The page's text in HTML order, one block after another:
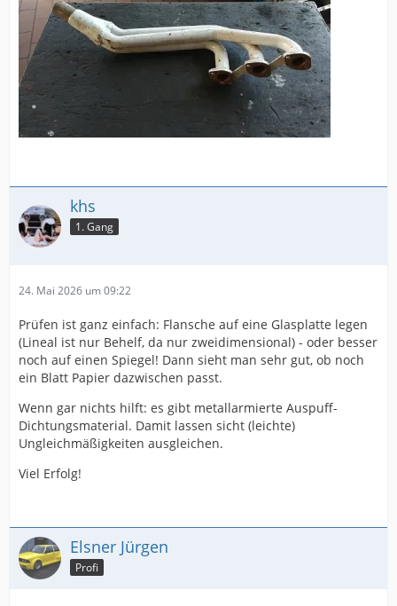
khs
1. Gang
24. Mai 2026 um 09:22
Prüfen ist ganz einfach: Flansche auf eine Glasplatte legen
(Lineal ist nur Behelf, da nur zweidimensional) - oder besser
noch auf einen Spiegel! Dann sieht man sehr gut, ob noch
ein Blatt Papier dazwischen passt.
Wenn gar nichts hilft: es gibt metallarmierte Auspuff-
Dichtungsmaterial. Damit lassen sicht (leichte)
Ungleichmäßigkeiten ausgleichen.
Viel Erfolg!
Elsner Jürgen
Profi